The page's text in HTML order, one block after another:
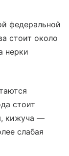
федеральной
стоит около
нерки
стоит
кижуча —
слабая